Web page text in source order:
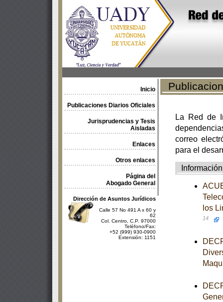
Inicio
Publicaciones Diarios Oficiales
Jurisprudencias y Tesis
Aisladas
Enlaces
Otros enlaces
Página del
Abogado General
Dirección de Asuntos Jurídicos
Calle 57 No 491 A x 60 y
62
Col. Centro, C.P. 97000
Teléfono/Fax:
+52 (999) 930-0900
Extensión: 1151
La Red de
correo
para el
Información
los
14